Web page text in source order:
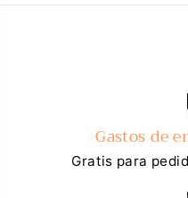
Gastos de
Gratis para